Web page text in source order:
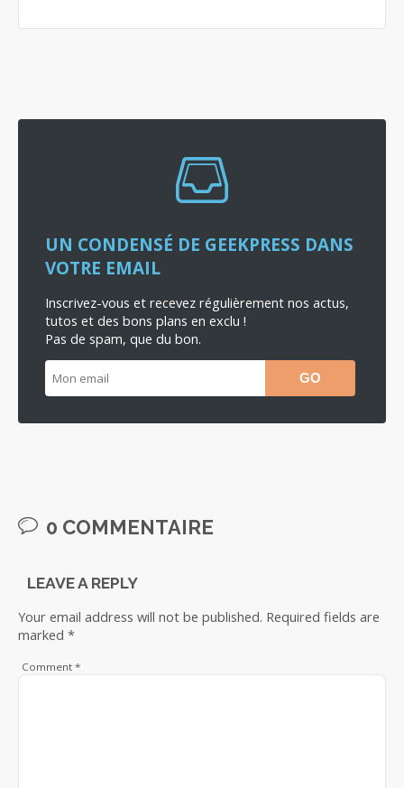
UN CONDENSÉ DE GEEKPRESS DANS
VOTRE EMAIL
Inscrivez-vous et recevez régulièrement nos actus,
tutos et des bons plans en exclu !
Pas de spam, que du bon.
0 COMMENTAIRE
LEAVE A REPLY
Your email address will not be published. Required fields are
marked *
Comment *